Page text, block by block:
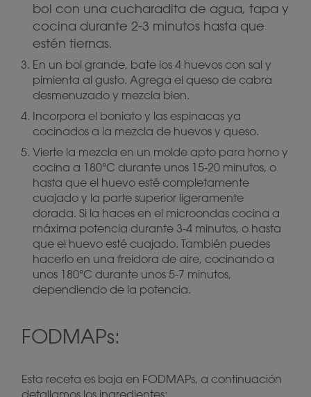
bol con una cucharadita de agua, tapa y
cocina durante 2-3 minutos hasta que
estén tiernas.
En un bol grande, bate los 4 huevos con sal y
pimienta al gusto. Agrega el queso de cabra
desmenuzado y mezcla bien.
Incorpora el boniato y las espinacas ya
cocinados a la mezcla de huevos y queso.
Vierte la mezcla en un molde apto para horno y
cocina a 180°C durante unos 15-20 minutos, o
hasta que el huevo esté completamente
cuajado y la parte superior ligeramente
dorada. Si la haces en el microondas cocina a
máxima potencia durante 3-4 minutos, o hasta
que el huevo esté cuajado. También puedes
hacerlo en una freidora de aire, cocinando a
unos 180°C durante unos 5-7 minutos,
dependiendo de la potencia.
FODMAPs:
Esta receta es baja en FODMAPs, a continuación
detallamos los ingredientes: